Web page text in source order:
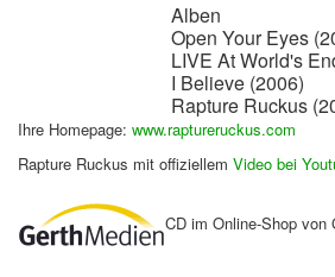
Alben
Open Your Eyes
LIVE At World's
I Believe (2006)
Rapture Ruckus
Ihre Homepage: www.raptureruckus.com
Rapture Ruckus mit offiziellem Video bei
CD im Online-Shop